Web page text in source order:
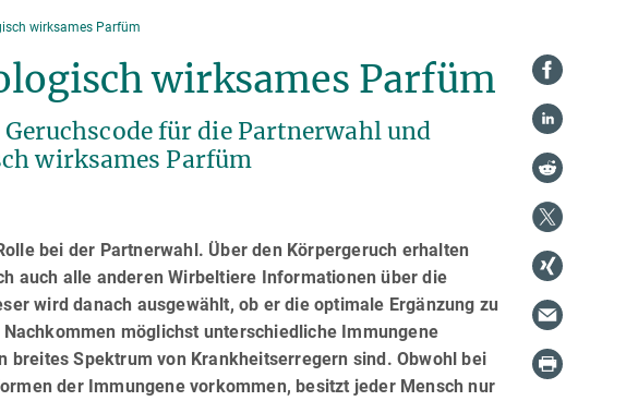
wirksames Parfüm
wirksames Parfüm
für die Partnerwahl und
wirksames Parfüm
bei der Partnerwahl. Über den Körpergeruch erhalten
auch alle anderen Wirbeltiere Informationen über die
wird danach ausgewählt, ob er die optimale Ergänzung zu
möglichst unterschiedliche Immungene
breites Spektrum von Krankheitserregern sind. Obwohl bei
der Immungene vorkommen, besitzt jeder Mensch nur